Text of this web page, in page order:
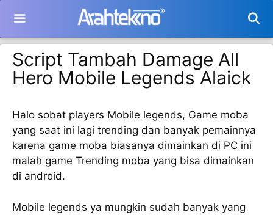
isi
Script Tambah Damage All
Hero Mobile Legends Alaick
Halo sobat players Mobile legends, Game moba
yang saat ini lagi trending dan banyak pemainnya
karena game moba biasanya dimainkan di PC ini
malah game Trending moba yang bisa dimainkan
di android.
Mobile legends ya mungkin sudah banyak yang